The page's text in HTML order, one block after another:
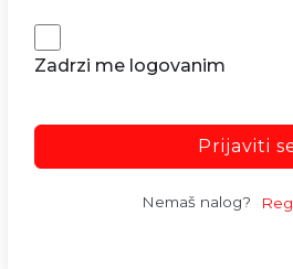
Zadrzi me logovanim
Prijaviti
Nemaš nalog?